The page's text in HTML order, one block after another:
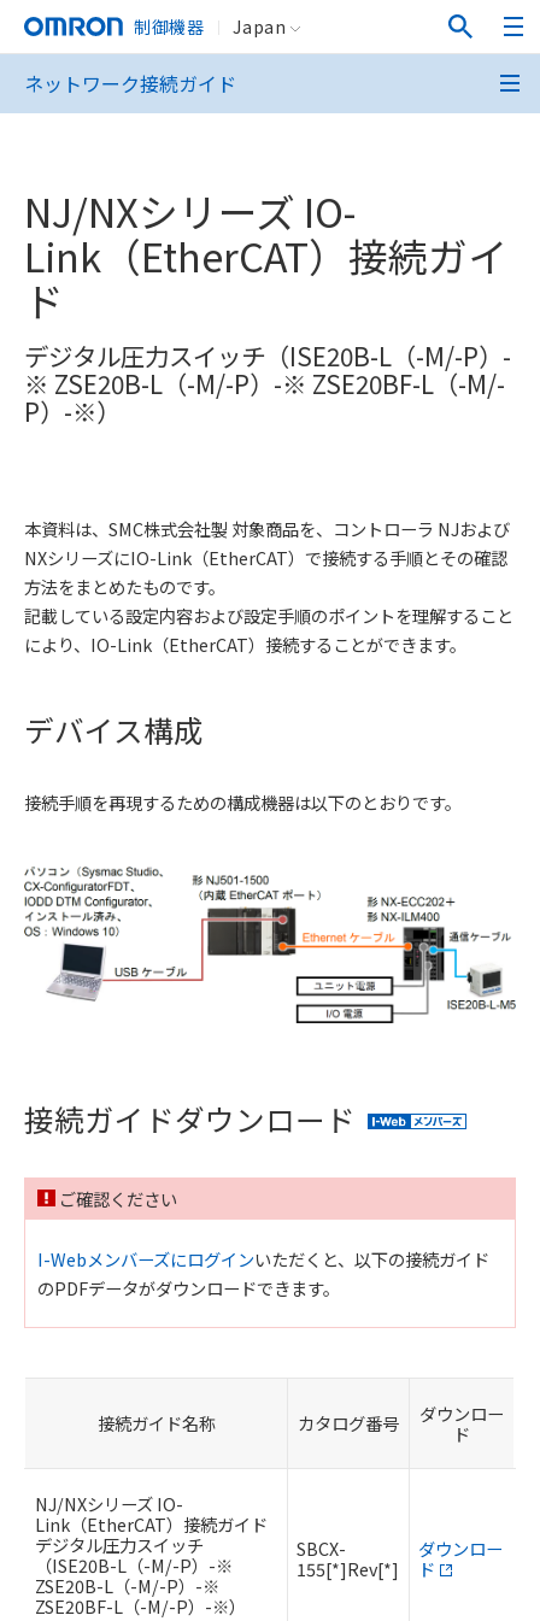
制御機器 Japan
ネットワーク接続ガイド
NJ/NXシリーズ IO-
Link（EtherCAT）接続ガイ
ド
デジタル圧力スイッチ（ISE20B-L（-M/-P）-
※ ZSE20B-L（-M/-P）-※ ZSE20BF-L（-M/-
P）-※）
本資料は、SMC株式会社製 対象商品を、コントローラ NJおよび
NXシリーズにIO-Link（EtherCAT）で接続する手順とその確認
方法をまとめたものです。
記載している設定内容および設定手順のポイントを理解すること
により、IO-Link（EtherCAT）接続することができます。
デバイス構成
接続手順を再現するための構成機器は以下のとおりです。
接続ガイドダウンロード
ご確認ください
I-Webメンバーズにログインいただくと、以下の接続ガイド
のPDFデータがダウンロードできます。
接続ガイド名称 カタログ番号
ダウンロー
ド
NJ/NXシリーズ IO-
Link（EtherCAT）接続ガイド
デジタル圧力スイッチ
（ISE20B-L（-M/-P）-※
ZSE20B-L（-M/-P）-※
ZSE20BF-L（-M/-P）-※）
SBCX-
155[*]Rev[*]
ダウンロー
ド